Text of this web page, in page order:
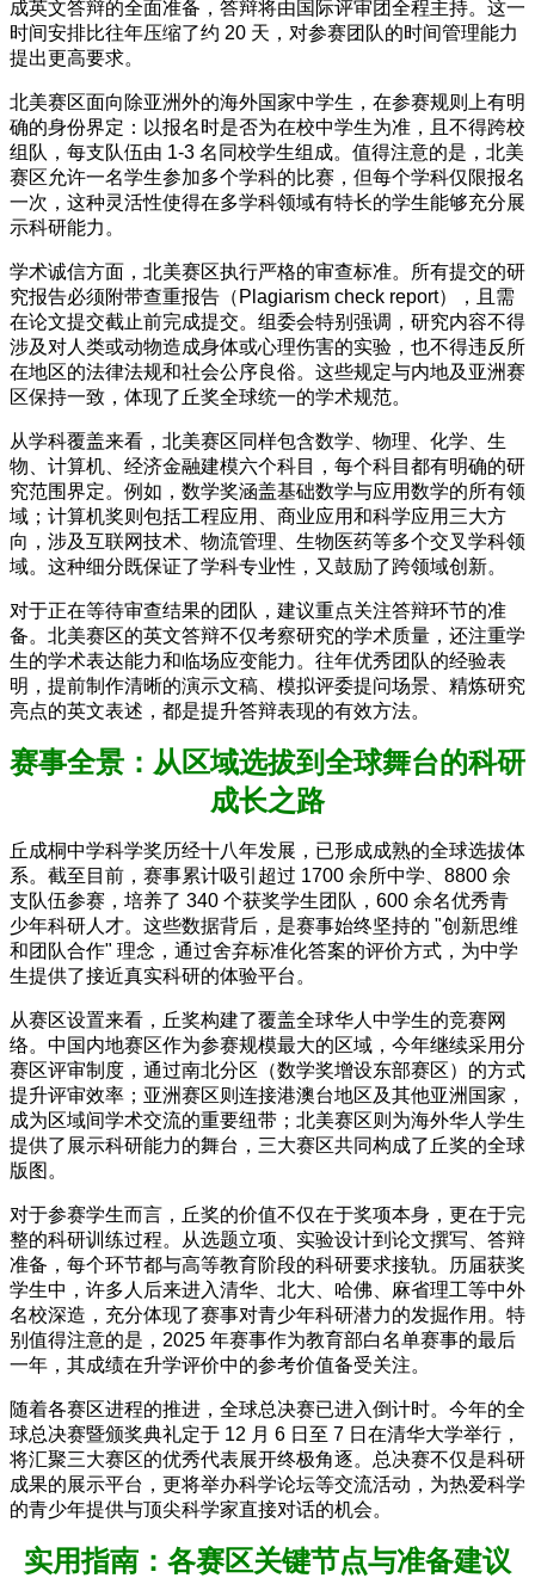
成英文答辩的全面准备，答辩将由国际评审团全程主持。这一
时间安排比往年压缩了约 20 天，对参赛团队的时间管理能力
提出更高要求。
北美赛区面向除亚洲外的海外国家中学生，在参赛规则上有明
确的身份界定：以报名时是否为在校中学生为准，且不得跨校
组队，每支队伍由 1-3 名同校学生组成。值得注意的是，北美
赛区允许一名学生参加多个学科的比赛，但每个学科仅限报名
一次，这种灵活性使得在多学科领域有特长的学生能够充分展
示科研能力。
学术诚信方面，北美赛区执行严格的审查标准。所有提交的研
究报告必须附带查重报告（Plagiarism check report），且需
在论文提交截止前完成提交。组委会特别强调，研究内容不得
涉及对人类或动物造成身体或心理伤害的实验，也不得违反所
在地区的法律法规和社会公序良俗。这些规定与内地及亚洲赛
区保持一致，体现了丘奖全球统一的学术规范。
从学科覆盖来看，北美赛区同样包含数学、物理、化学、生
物、计算机、经济金融建模六个科目，每个科目都有明确的研
究范围界定。例如，数学奖涵盖基础数学与应用数学的所有领
域；计算机奖则包括工程应用、商业应用和科学应用三大方
向，涉及互联网技术、物流管理、生物医药等多个交叉学科领
域。这种细分既保证了学科专业性，又鼓励了跨领域创新。
对于正在等待审查结果的团队，建议重点关注答辩环节的准
备。北美赛区的英文答辩不仅考察研究的学术质量，还注重学
生的学术表达能力和临场应变能力。往年优秀团队的经验表
明，提前制作清晰的演示文稿、模拟评委提问场景、精炼研究
亮点的英文表述，都是提升答辩表现的有效方法。
赛事全景：从区域选拔到全球舞台的科研
成长之路
丘成桐中学科学奖历经十八年发展，已形成成熟的全球选拔体
系。截至目前，赛事累计吸引超过 1700 余所中学、8800 余
支队伍参赛，培养了 340 个获奖学生团队，600 余名优秀青
少年科研人才。这些数据背后，是赛事始终坚持的 "创新思维
和团队合作" 理念，通过舍弃标准化答案的评价方式，为中学
生提供了接近真实科研的体验平台。
从赛区设置来看，丘奖构建了覆盖全球华人中学生的竞赛网
络。中国内地赛区作为参赛规模最大的区域，今年继续采用分
赛区评审制度，通过南北分区（数学奖增设东部赛区）的方式
提升评审效率；亚洲赛区则连接港澳台地区及其他亚洲国家，
成为区域间学术交流的重要纽带；北美赛区则为海外华人学生
提供了展示科研能力的舞台，三大赛区共同构成了丘奖的全球
版图。
对于参赛学生而言，丘奖的价值不仅在于奖项本身，更在于完
整的科研训练过程。从选题立项、实验设计到论文撰写、答辩
准备，每个环节都与高等教育阶段的科研要求接轨。历届获奖
学生中，许多人后来进入清华、北大、哈佛、麻省理工等中外
名校深造，充分体现了赛事对青少年科研潜力的发掘作用。特
别值得注意的是，2025 年赛事作为教育部白名单赛事的最后
一年，其成绩在升学评价中的参考价值备受关注。
随着各赛区进程的推进，全球总决赛已进入倒计时。今年的全
球总决赛暨颁奖典礼定于 12 月 6 日至 7 日在清华大学举行，
将汇聚三大赛区的优秀代表展开终极角逐。总决赛不仅是科研
成果的展示平台，更将举办科学论坛等交流活动，为热爱科学
的青少年提供与顶尖科学家直接对话的机会。
实用指南：各赛区关键节点与准备建议